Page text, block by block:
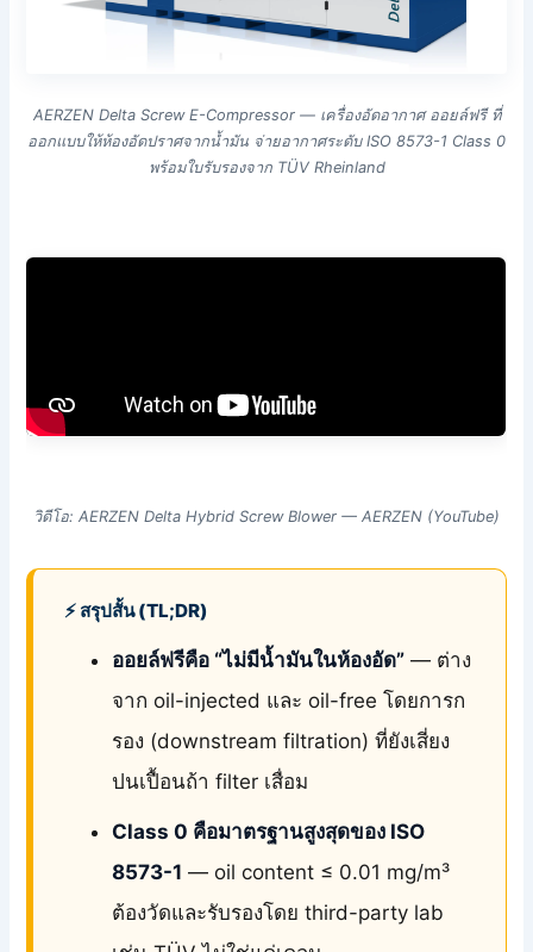
AERZEN Delta Screw E-Compressor — เครื่องอัดอากาศ ออยล์ฟรี ที่
ออกแบบให้ห้องอัดปราศจากน้ำมัน จ่ายอากาศระดับ ISO 8573-1 Class 0
พร้อมใบรับรองจาก TÜV Rheinland
วิดีโอ: AERZEN Delta Hybrid Screw Blower — AERZEN (YouTube)
⚡ สรุปสั้น (TL;DR)
ออยล์ฟรีคือ “ไม่มีน้ำมันในห้องอัด”— ต่าง
จาก oil-injected และ oil-free โดยการก
รอง (downstream filtration) ที่ยังเสี่ยง
ปนเปื้อนถ้า filter เสื่อม
Class 0 คือมาตรฐานสูงสุดของ ISO
8573-1 — oil content ≤ 0.01 mg/m³
ต้องวัดและรับรองโดย third-party lab